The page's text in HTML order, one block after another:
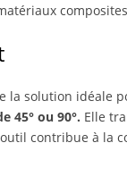
la solution idéale
45° ou 90°. Elle
contribue à la